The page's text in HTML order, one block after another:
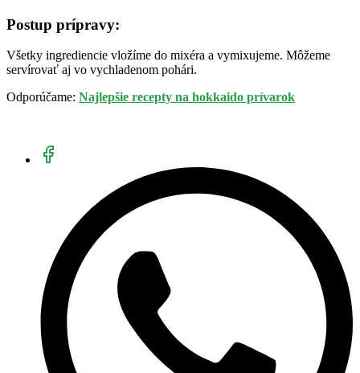
Postup prípravy:
Všetky ingrediencie vložíme do mixéra a vymixujeme. Môžeme
servírovať aj vo vychladenom pohári.
Odporúčame: Najlepšie recepty na hokkaido prívarok